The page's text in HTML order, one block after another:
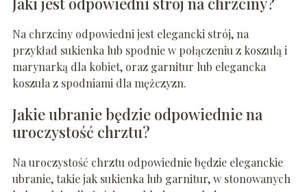
Na chrzciny odpowiedni jest elegancki strój, na
przykład sukienka lub spodnie w połączeniu z koszulą i
marynarką dla kobiet, oraz garnitur lub elegancka
koszula z spodniami dla mężczyzn.
Jakie ubranie będzie odpowiednie na
uroczystość chrztu?
Na uroczystość chrztu odpowiednie będzie eleganckie
ubranie, takie jak sukienka lub garnitur, w stonowanych